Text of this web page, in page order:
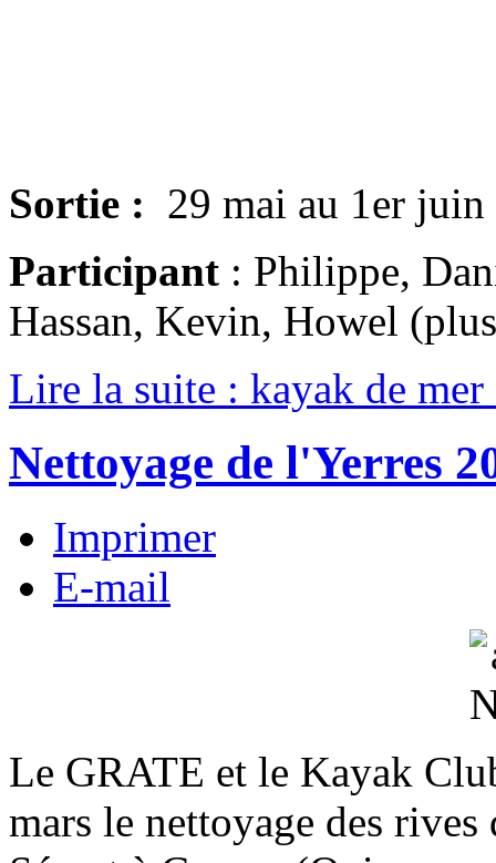
Sortie : 29 mai au 1er juin
Participant : Philippe,
Hassan, Kevin, Howel
Lire la suite : kayak de
Nettoyage de l'Yerres
Imprimer
E-mail
Le GRATE et le Kayak
mars le nettoyage des